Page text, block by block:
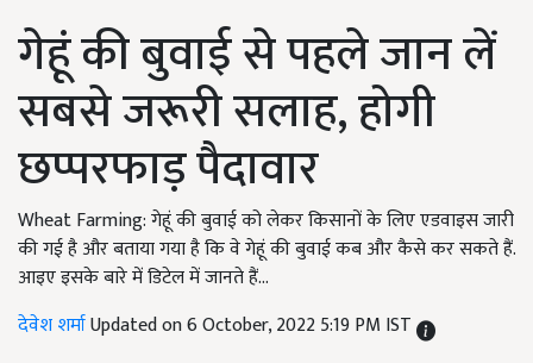
गेहूं की बुवाई से पहले जान लें
सबसे जरूरी सलाह, होगी
छप्परफाड़ पैदावार
Wheat Farming: गेहूं की बुवाई को लेकर किसानों के लिए एडवाइस जारी
की गई है और बताया गया है कि वे गेहूं की बुवाई कब और कैसे कर सकते हैं.
आइए इसके बारे में डिटेल में जानते हैं...
देवेश शर्माUpdated on 6 October, 2022 5:19 PM IST